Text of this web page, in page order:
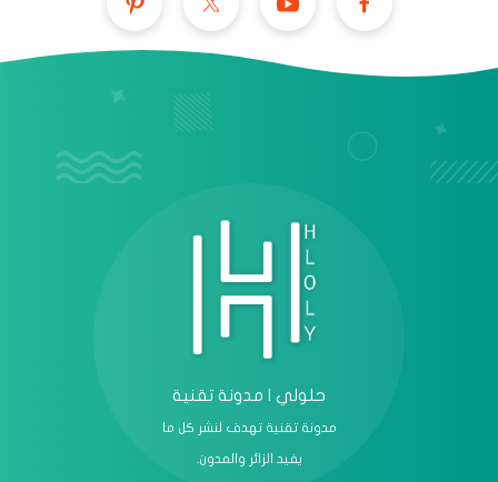
حلولي | مدونة تقنية
مدونة تقنية تهدف لنشر كل ما
يفيد الزائر والمدون.